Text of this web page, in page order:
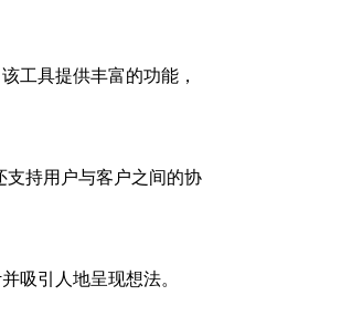
工具提供丰富的功能，
支持用户与客户之间的协
吸引人地呈现想法。